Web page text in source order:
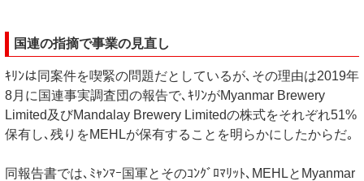
国連の指摘で事業の見直し
ｷﾘﾝは同案件を喫緊の問題だとしているが､その理由は2019年
8月に国連事実調査団の報告で､ｷﾘﾝがMyanmar Brewery
Limited及びMandalay Brewery Limitedの株式をそれぞれ51%
保有し､残りをMEHLが保有することを明らかにしたからだ｡
同報告書では､ﾐｬﾝﾏｰ国軍とそのｺﾝｸﾞﾛﾏﾘｯﾄ､MEHLとMyanmar